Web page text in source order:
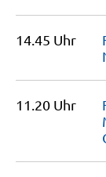
14.45 Uhr
11.20 Uhr